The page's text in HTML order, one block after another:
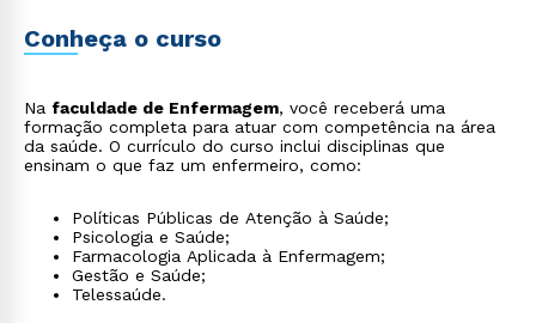
Conheça o curso
Na faculdade de Enfermagem, você receberá uma
formação completa para atuar com competência na área
da saúde. O currículo do curso inclui disciplinas que
ensinam o que faz um enfermeiro, como:
Políticas Públicas de Atenção à Saúde;
Psicologia e Saúde;
Farmacologia Aplicada à Enfermagem;
Gestão e Saúde;
Telessaúde.